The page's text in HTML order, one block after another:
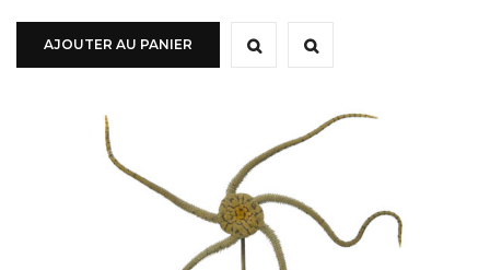
AJOUTER AU PANIER